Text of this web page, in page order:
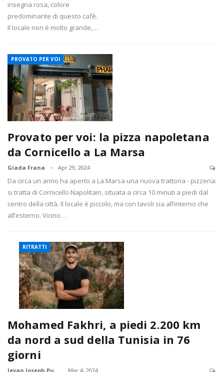
insegna rosa, colore
predominante di questo cafè.
Il locale non è molto grande,…
PROVATO PER VOI
Provato per voi: la pizza napoletana
da Cornicello a La Marsa
Giada Frana Apr 29, 2024
Da circa un anno ha aperto a La Marsa una nuova trattoria - pizzeria:
si tratta di Cornicello Napolitain, situata a circa 10 minuti a piedi dal
centro della città. Il locale è piccolo, ma con tavoli sia all’interno che
all’esterno. Vicino…
RITRATTI
Mohamed Fakhri, a piedi 2.200 km
da nord a sud della Tunisia in 76
giorni
Jevan Joseph Pudota Mar 4, 2024